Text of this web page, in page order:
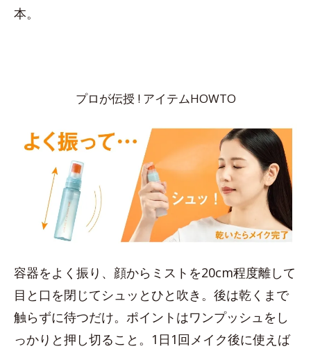
本。
プロが伝授 ! アイテムHOWTO
容器をよく振り、顔からミストを20cm程度離して
目と口を閉じてシュッとひと吹き。後は乾くまで
触らずに待つだけ。ポイントはワンプッシュをし
っかりと押し切ること。1日1回メイク後に使えば